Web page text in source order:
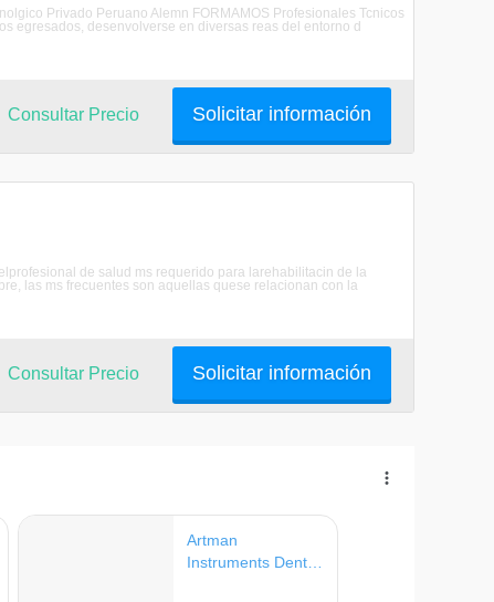
Privado Peruano Alemn FORMAMOS Profesionales Tcnicos
egresados, desenvolverse en diversas reas del entorno d
Solicitar información
Consultar Precio
de salud ms requerido para larehabilitacin de la
las ms frecuentes son aquellas quese relacionan con la
Solicitar información
Consultar Precio